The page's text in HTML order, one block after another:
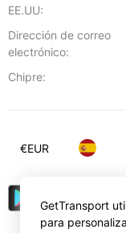
EE.UU:
Dirección de correo
electrónico:
Chipre:
€EUR
GetTransport
para